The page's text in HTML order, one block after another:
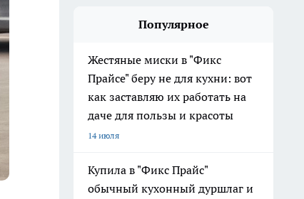
Популярное
Жестяные миски в "Фикс
Прайсе" беру не для кухни: вот
как заставляю их работать на
даче для пользы и красоты
14 июля
Купила в "Фикс Прайс"
обычный кухонный дуршлаг и